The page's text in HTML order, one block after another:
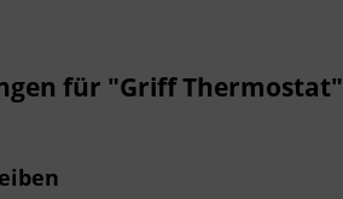
für "Griff Thermostat"